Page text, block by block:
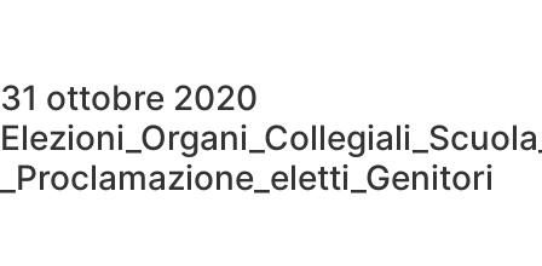
31 ottobre 2020
_Proclamazione_eletti_Genitori